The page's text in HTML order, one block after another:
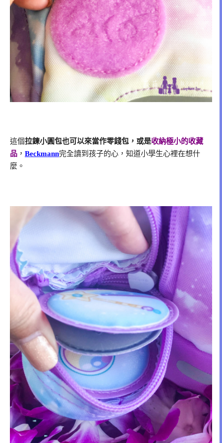
這個拉鍊小圓包也可以來當作零錢包，或是收納極小的收藏
品 ， Beckmann完全讀到孩子的心，知道小學生心裡在想什
麼。